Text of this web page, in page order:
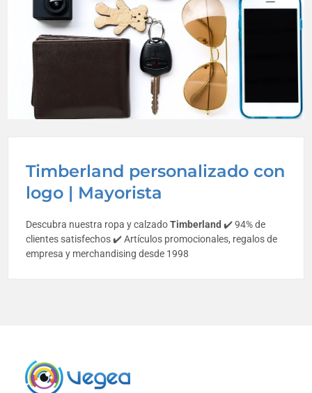
Timberland personalizado con
logo | Mayorista
Descubra nuestra ropa y calzadoTimberland ✔️ 94% de
clientes satisfechos ✔️ Artículos promocionales, regalos de
empresa y merchandising desde 1998